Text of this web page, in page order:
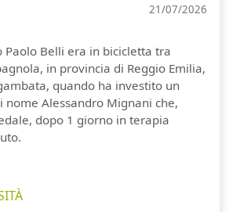
21/07/2026
Paolo Belli era in bicicletta tra
in provincia di Reggio Emilia,
quando ha investito un
nome Alessandro Mignani che,
dopo 1 giorno in terapia